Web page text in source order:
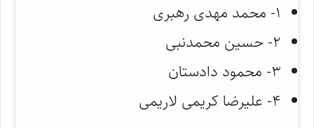
۱- محمد مهدی رهبری
۲- حسین محمدنبی
۳- محمود دادستان
۴- علیرضا کریمی لاریمی